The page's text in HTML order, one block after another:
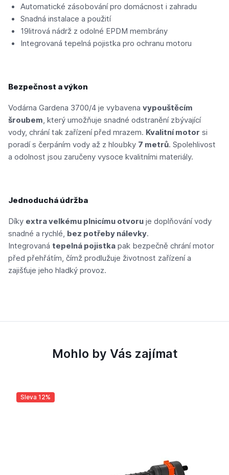
Automatické zásobování pro domácnost i zahradu
Snadná instalace a použití
19litrová nádrž z odolné EPDM membrány
Integrovaná tepelná pojistka pro ochranu motoru
Bezpečnost a výkon
Vodárna Gardena 3700/4 je vybavena vypouštěcím
šroubem, který umožňuje snadné odstranění zbývající
vody, chrání tak zařízení před mrazem. Kvalitní motor si
poradí s čerpáním vody až z hloubky 7 metrů. Spolehlivost
a odolnost jsou zaručeny vysoce kvalitními materiály.
Jednoduchá údržba
Díky extra velkému plnicímu otvoru je doplňování vody
snadné a rychlé, bez potřeby nálevky.
Integrovaná tepelná pojistka pak bezpečně chrání motor
před přehřátím, čímž prodlužuje životnost zařízení a
zajišťuje jeho hladký provoz.
Mohlo by Vás zajímat
Sleva 12%